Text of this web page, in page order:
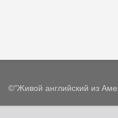
©"Живой английский из